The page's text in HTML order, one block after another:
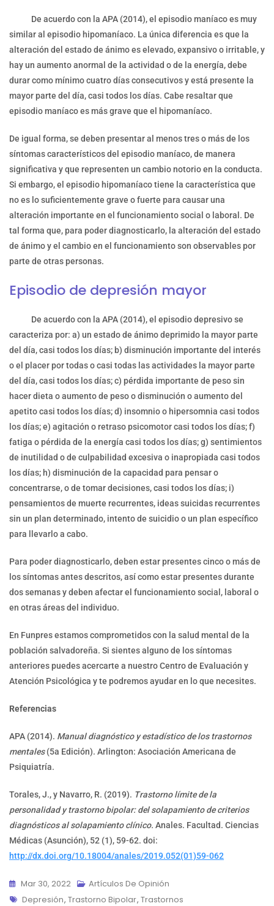
De acuerdo con la APA (2014), el episodio maníaco es muy
similar al episodio hipomaníaco. La única diferencia es que la
alteración del estado de ánimo es elevado, expansivo o irritable, y
hay un aumento anormal de la actividad o de la energía, debe
durar como mínimo cuatro días consecutivos y está presente la
mayor parte del día, casi todos los días. Cabe resaltar que
episodio maníaco es más grave que el hipomaníaco.
De igual forma, se deben presentar al menos tres o más de los
síntomas característicos del episodio maníaco, de manera
significativa y que representen un cambio notorio en la conducta.
Si embargo, el episodio hipomaníaco tiene la característica que
no es lo suficientemente grave o fuerte para causar una
alteración importante en el funcionamiento social o laboral. De
tal forma que, para poder diagnosticarlo, la alteración del estado
de ánimo y el cambio en el funcionamiento son observables por
parte de otras personas.
Episodio de depresión mayor
De acuerdo con la APA (2014), el episodio depresivo se
caracteriza por: a) un estado de ánimo deprimido la mayor parte
del día, casi todos los días; b) disminución importante del interés
o el placer por todas o casi todas las actividades la mayor parte
del día, casi todos los días; c) pérdida importante de peso sin
hacer dieta o aumento de peso o disminución o aumento del
apetito casi todos los días; d) insomnio o hipersomnia casi todos
los días; e) agitación o retraso psicomotor casi todos los días; f)
fatiga o pérdida de la energía casi todos los días; g) sentimientos
de inutilidad o de culpabilidad excesiva o inapropiada casi todos
los días; h) disminución de la capacidad para pensar o
concentrarse, o de tomar decisiones, casi todos los días; i)
pensamientos de muerte recurrentes, ideas suicidas recurrentes
sin un plan determinado, intento de suicidio o un plan específico
para llevarlo a cabo.
Para poder diagnosticarlo, deben estar presentes cinco o más de
los síntomas antes descritos, así como estar presentes durante
dos semanas y deben afectar el funcionamiento social, laboral o
en otras áreas del individuo.
En Funpres estamos comprometidos con la salud mental de la
población salvadoreña. Si sientes alguno de los síntomas
anteriores puedes acercarte a nuestro Centro de Evaluación y
Atención Psicológica y te podremos ayudar en lo que necesites.
Referencias
APA (2014). Manual diagnóstico y estadístico de los trastornos
mentales(5a Edición). Arlington: Asociación Americana de
Psiquiatría.
Torales, J., y Navarro, R. (2019). Trastorno límite de la
personalidad y trastorno bipolar: del solapamiento de criterios
diagnósticos al solapamiento clínico. Anales. Facultad. Ciencias
Médicas (Asunción), 52 (1), 59-62. doi:
http://dx.doi.org/10.18004/anales/2019.052(01)59-062
Mar 30, 2022
Artículos De Opinión
Etiquetas
Depresión, Trastorno Bipolar, Trastornos